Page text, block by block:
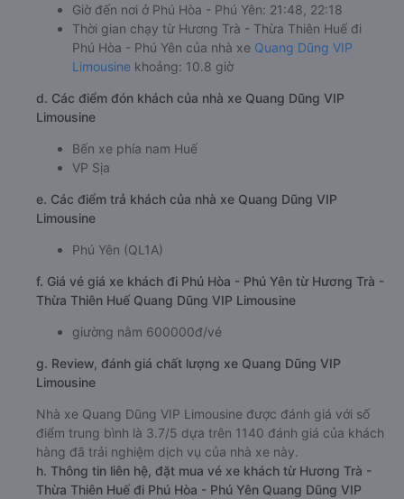
Giờ đến nơi ở Phú Hòa - Phú Yên: 21:48, 22:18
Thời gian chạy từ Hương Trà - Thừa Thiên Huế đi
Phú Hòa - Phú Yên của nhà xe Quang Dũng VIP
Limousine khoảng: 10.8 giờ
d. Các điểm đón khách của nhà xe Quang Dũng VIP
Limousine
Bến xe phía nam Huế
VP Sịa
e. Các điểm trả khách của nhà xe Quang Dũng VIP
Limousine
Phú Yên (QL1A)
f. Giá vé giá xe khách đi Phú Hòa - Phú Yên từ Hương Trà -
Thừa Thiên Huế Quang Dũng VIP Limousine
giường nằm 600000đ/vé
g. Review, đánh giá chất lượng xe Quang Dũng VIP
Limousine
Nhà xe Quang Dũng VIP Limousine được đánh giá với số
điểm trung bình là 3.7/5 dựa trên 1140 đánh giá của khách
hàng đã trải nghiệm dịch vụ của nhà xe này.
h. Thông tin liên hệ, đặt mua vé xe khách từ Hương Trà -
Thừa Thiên Huế đi Phú Hòa - Phú Yên Quang Dũng VIP